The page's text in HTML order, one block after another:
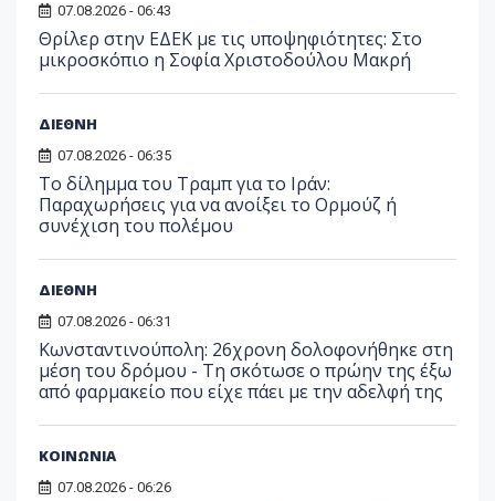
07.08.2026 - 06:43
Θρίλερ στην ΕΔΕΚ με τις υποψηφιότητες: Στο
μικροσκόπιο η Σοφία Χριστοδούλου Μακρή
ΔΙΕΘΝΗ
07.08.2026 - 06:35
Το δίλημμα του Τραμπ για το Ιράν:
Παραχωρήσεις για να ανοίξει το Ορμούζ ή
συνέχιση του πολέμου
ΔΙΕΘΝΗ
07.08.2026 - 06:31
Κωνσταντινούπολη: 26χρονη δολοφονήθηκε στη
μέση του δρόμου - Τη σκότωσε ο πρώην της έξω
από φαρμακείο που είχε πάει με την αδελφή της
ΚΟΙΝΩΝΙΑ
07.08.2026 - 06:26